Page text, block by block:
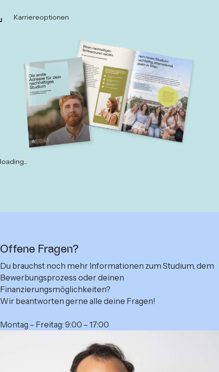
Karriereoptionen
loading...
Offene Fragen?
Du brauchst noch mehr Informationen zum Studium, dem
Bewerbungsprozess oder deinen
Finanzierungsmöglichkeiten?
Wir beantworten gerne alle deine Fragen!
Montag – Freitag: 9:00 – 17:00